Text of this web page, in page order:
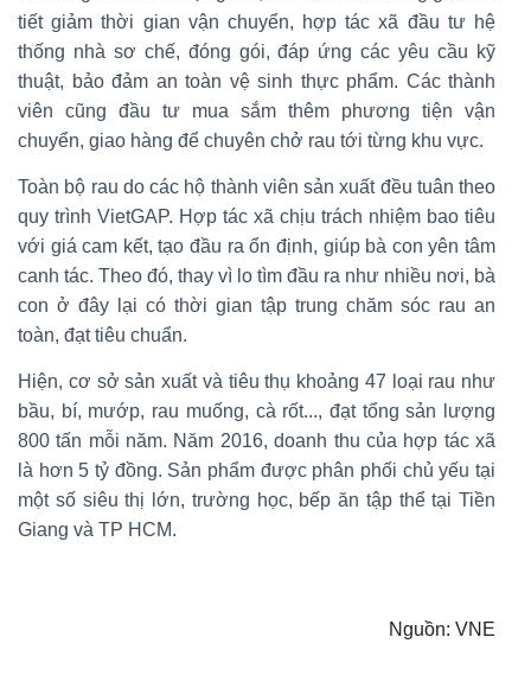
tiết giảm thời gian vận chuyển, hợp tác xã đầu tư hệ
thống nhà sơ chế, đóng gói, đáp ứng các yêu cầu kỹ
thuật, bảo đảm an toàn vệ sinh thực phẩm. Các thành
viên cũng đầu tư mua sắm thêm phương tiện vận
chuyển, giao hàng để chuyên chở rau tới từng khu vực.
Toàn bộ rau do các hộ thành viên sản xuất đều tuân theo
quy trình VietGAP. Hợp tác xã chịu trách nhiệm bao tiêu
với giá cam kết, tạo đầu ra ổn định, giúp bà con yên tâm
canh tác. Theo đó, thay vì lo tìm đầu ra như nhiều nơi, bà
con ở đây lại có thời gian tập trung chăm sóc rau an
toàn, đạt tiêu chuẩn.
Hiện, cơ sở sản xuất và tiêu thụ khoảng 47 loại rau như
bầu, bí, mướp, rau muống, cà rốt..., đạt tổng sản lượng
800 tấn mỗi năm. Năm 2016, doanh thu của hợp tác xã
là hơn 5 tỷ đồng. Sản phẩm được phân phối chủ yếu tại
một số siêu thị lớn, trường học, bếp ăn tập thể tại Tiền
Giang và TP HCM.
Nguồn: VNE